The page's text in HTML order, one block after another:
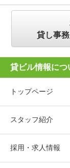
貸し事
貸ビル情報につ
トップページ
スタッフ紹介
採用・求人情報